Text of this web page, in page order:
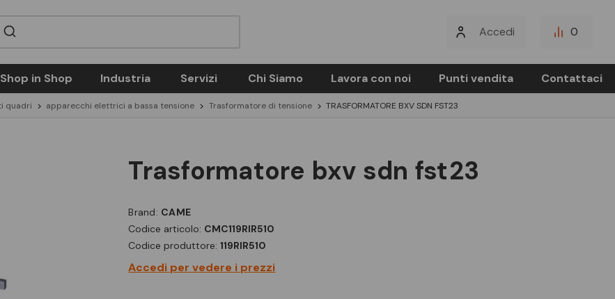
Accedi 0
Shop in Shop Industria Servizi Chi Siamo Lavora con noi Punti vendita Contattaci
quadri apparecchi elettrici a bassa tensione Trasformatore di tensione TRASFORMATORE BXV SDN FST23
trasformatore bxv sdn fst23
Brand: CAME
Codice articolo: CMC119RIR510
Codice produttore:119RIR510
Accedi per vedere i prezzi